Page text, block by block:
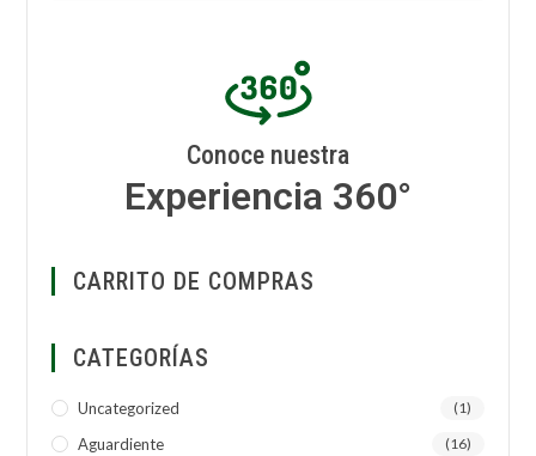
Conoce nuestra
Experiencia 360°
CARRITO DE COMPRAS
CATEGORÍAS
Uncategorized (1)
Aguardiente (16)